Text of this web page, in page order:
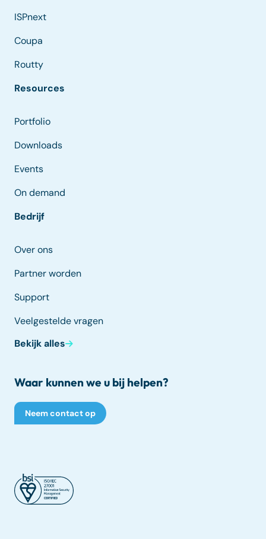
ISPnext
Coupa
Routty
Resources
Portfolio
Downloads
Events
On demand
Bedrijf
Over ons
Partner worden
Support
Veelgestelde vragen
Bekijk alles
Waar kunnen we u bij helpen?
Neem contact op